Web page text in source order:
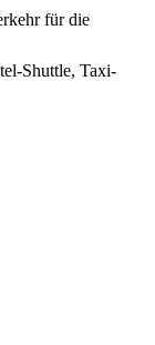
für die
Shuttle, Taxi-